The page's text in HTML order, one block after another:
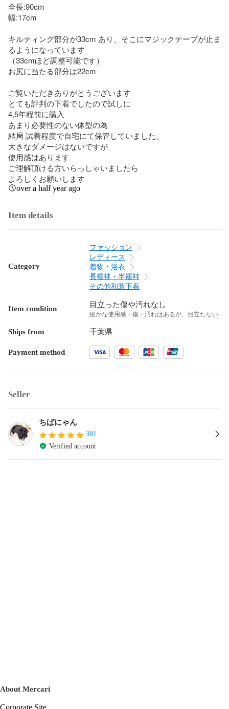
全長:90cm
幅:17cm
キルティング部分が33cm あり、そこにマジックテープが止ま
るようになっています
（33cmほど調整可能です）
お尻に当たる部分は22cm
ご覧いただきありがとうございます
とても評判の下着でしたので試しに
4,5年程前に購入
あまり必要性のない体型の為
結局 試着程度で自宅にて保管していました。
大きなダメージはないですが
使用感はあります
ご理解頂ける方いらっしゃいましたら
よろしくお願いします
over a half year ago
Item details
Category
ファッション
レディース
着物・浴衣
長襦袢・半襦袢
その他和装下着
Item condition 目立った傷や汚れなし
細かな使用感・傷・汚れはあるが、目立たない
Ships from 千葉県
Payment method
Seller
ちばにゃん
381
Verified account
About Mercari
Corporate Site